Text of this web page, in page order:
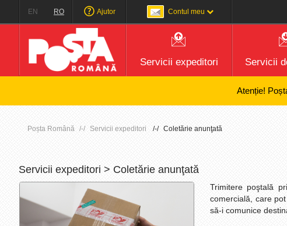
EN RO Ajutor Contul meu
Servicii expeditori Servicii
Atenție! Poșta
Poșta Română Servicii expeditori Coletărie anunţată
Servicii expeditori > Coletărie anunţată
Trimitere poştală
comercială, care
să-i comunice